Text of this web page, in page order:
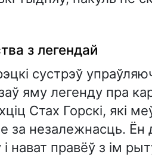
з легендай
сустрэў
яму легенду пра
Стах Горскі, які
за незалежнасць. Ён
нават правёў з ім